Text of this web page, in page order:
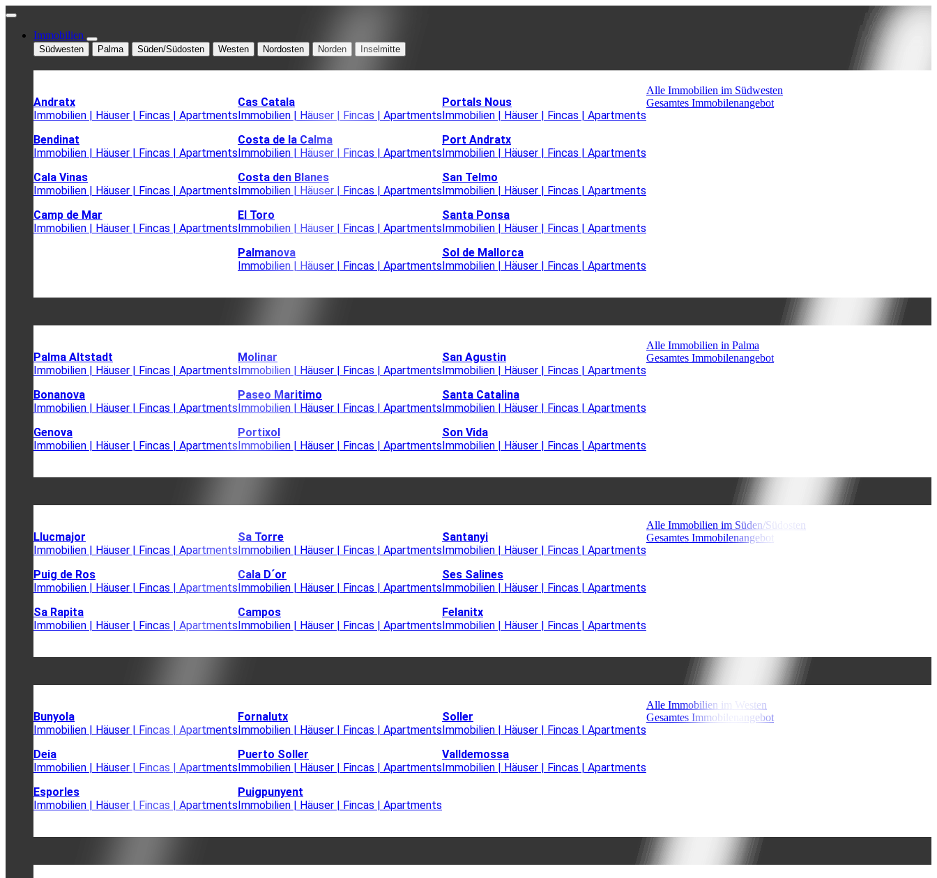
Immobilien
Südwesten Palma Süden/Südosten Westen Nordosten Norden Inselmitte
Andratx
Immobilien | Häuser | Fincas | Apartments
Bendinat
Immobilien | Häuser | Fincas | Apartments
Cala Vinas
Immobilien | Häuser | Fincas | Apartments
Camp de Mar
Immobilien | Häuser | Fincas | Apartments
Cas Catala
Immobilien | Häuser | Fincas | Apartments
Costa de la Calma
Immobilien | Häuser | Fincas | Apartments
Costa den Blanes
Immobilien | Häuser | Fincas | Apartments
El Toro
Immobilien | Häuser | Fincas | Apartments
Palmanova
Immobilien | Häuser | Fincas | Apartments
Portals Nous
Immobilien | Häuser | Fincas | Apartments
Port Andratx
Immobilien | Häuser | Fincas | Apartments
San Telmo
Immobilien | Häuser | Fincas | Apartments
Santa Ponsa
Immobilien | Häuser | Fincas | Apartments
Sol de Mallorca
Immobilien | Häuser | Fincas | Apartments
Alle Immobilien im Südwesten
Gesamtes Immobilenangebot
Palma Altstadt
Immobilien | Häuser | Fincas | Apartments
Bonanova
Immobilien | Häuser | Fincas | Apartments
Genova
Immobilien | Häuser | Fincas | Apartments
Molinar
Immobilien | Häuser | Fincas | Apartments
Paseo Maritimo
Immobilien | Häuser | Fincas | Apartments
Portixol
Immobilien | Häuser | Fincas | Apartments
San Agustin
Immobilien | Häuser | Fincas | Apartments
Santa Catalina
Immobilien | Häuser | Fincas | Apartments
Son Vida
Immobilien | Häuser | Fincas | Apartments
Alle Immobilien in Palma
Gesamtes Immobilenangebot
Llucmajor
Immobilien | Häuser | Fincas | Apartments
Puig de Ros
Immobilien | Häuser | Fincas | Apartments
Sa Rapita
Immobilien | Häuser | Fincas | Apartments
Sa Torre
Immobilien | Häuser | Fincas | Apartments
Cala D´or
Immobilien | Häuser | Fincas | Apartments
Campos
Immobilien | Häuser | Fincas | Apartments
Santanyi
Immobilien | Häuser | Fincas | Apartments
Ses Salines
Immobilien | Häuser | Fincas | Apartments
Felanitx
Immobilien | Häuser | Fincas | Apartments
Alle Immobilien im Süden/Südosten
Gesamtes Immobilenangebot
Bunyola
Immobilien | Häuser | Fincas | Apartments
Deia
Immobilien | Häuser | Fincas | Apartments
Esporles
Immobilien | Häuser | Fincas | Apartments
Fornalutx
Immobilien | Häuser | Fincas | Apartments
Puerto Soller
Immobilien | Häuser | Fincas | Apartments
Puigpunyent
Immobilien | Häuser | Fincas | Apartments
Soller
Immobilien | Häuser | Fincas | Apartments
Valldemossa
Immobilien | Häuser | Fincas | Apartments
Alle Immobilien im Westen
Gesamtes Immobilenangebot